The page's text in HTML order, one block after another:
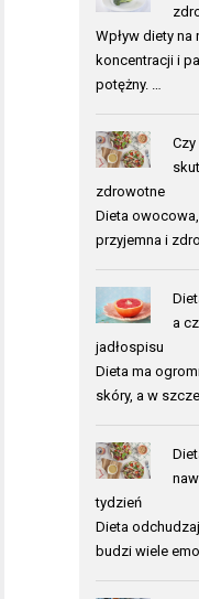
Wpływ diety
koncentracji i
potężny. …
zdrowotne
Dieta
przyjemna i
a
jadłospisu
Dieta ma
skóry, a w
tydzień
Dieta
budzi wiele